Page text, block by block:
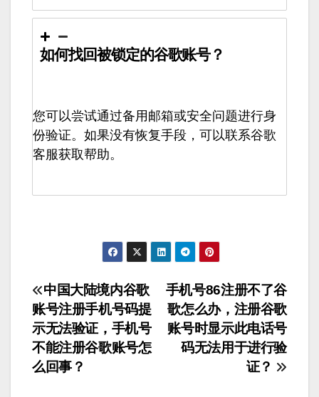
如何找回被锁定的谷歌账号？
您可以尝试通过备用邮箱或安全问题进行身
份验证。如果没有恢复手段，可以联系谷歌
客服获取帮助。
文
章
導
覽
手机号86注册不了谷
歌怎么办，注册谷歌
账号时显示此电话号
码无法用于进行验
证？
中国大陆境内谷歌
账号注册手机号码提
示无法验证，手机号
不能注册谷歌账号怎
么回事？